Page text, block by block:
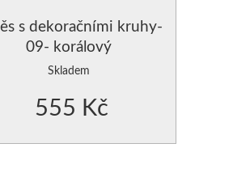
DO POVLEČENÍZÁVĚSY JEDNOBAREVNÉ
ZÁVĚSY
ZÁVĚSY HOTOVÉ- SE
s dekoračními kruhy-
09- korálový
Skladem
555 Kč